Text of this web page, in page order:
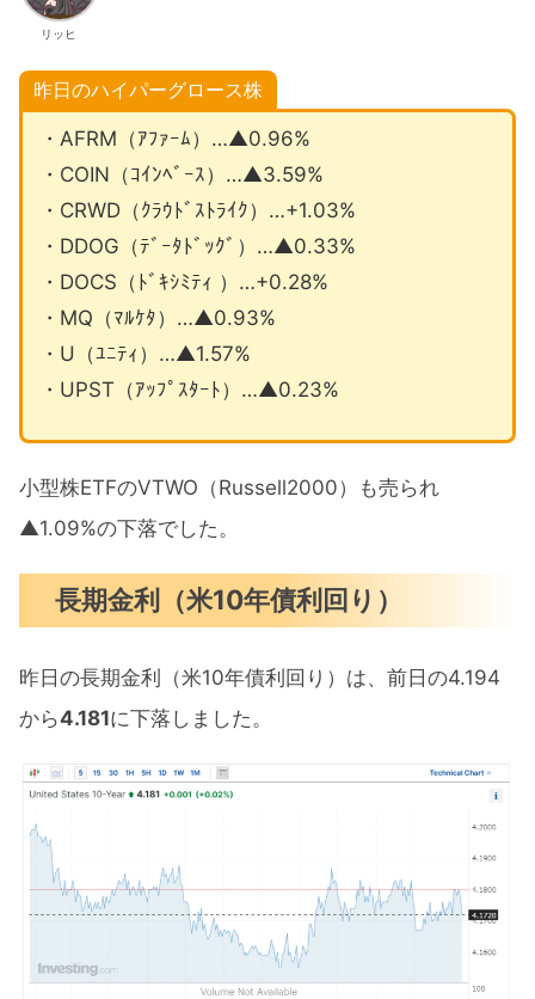
リッヒ
昨日のハイパーグロース株
・AFRM（ｱﾌｧｰﾑ）…▲0.96%
・COIN（ｺｲﾝﾍﾞｰｽ）…▲3.59%
・CRWD（ｸﾗｳﾄﾞｽﾄﾗｲｸ）…+1.03%
・DDOG（ﾃﾞｰﾀﾄﾞｯｸﾞ）…▲0.33%
・DOCS（ﾄﾞｷｼﾐﾃｨ ）…+0.28%
・MQ（ﾏﾙｹﾀ）…▲0.93%
・U（ﾕﾆﾃｨ）…▲1.57%
・UPST（ｱｯﾌﾟｽﾀｰﾄ）…▲0.23%
小型株ETFのVTWO（Russell2000）も売られ
▲1.09%の下落でした。
長期金利（米10年債利回り）
昨日の長期金利（米10年債利回り）は、前日の4.194
から4.181に下落しました。